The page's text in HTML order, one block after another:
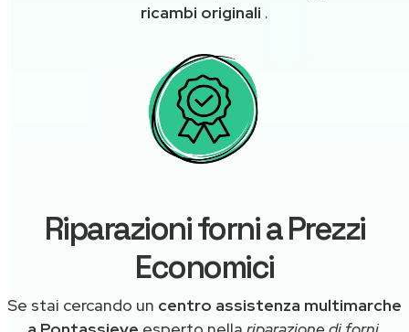
ricambi originali .
Riparazioni forni a Prezzi
Economici
Se stai cercando un centro assistenza multimarche